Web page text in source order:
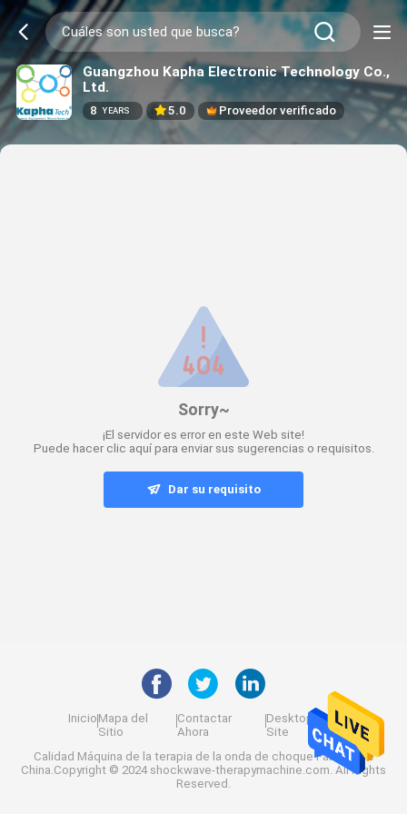
Guangzhou Kapha Electronic Technology Co.,
Ltd.
8 YEARS 5.0 Proveedor verificado
Sorry~
¡El servidor es error en este Web site!
Puede hacer clic aquí para enviar sus sugerencias o requisitos.
Dar su requisito
InicioMapa del
Sitio
Contactar
Ahora
Desktop
Site
Calidad Máquina de la terapia de la onda de choqueFábrica De
China.Copyright © 2024 shockwave-therapymachine.com. All Rights
Reserved.